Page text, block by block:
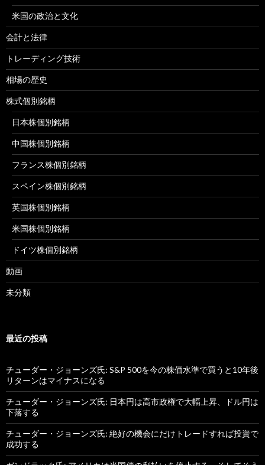
米国の政治と文化
会計と法律
トレーディング技術
相場の歴史
株式個別銘柄
日本株個別銘柄
中国株個別銘柄
フランス株個別銘柄
スペイン株個別銘柄
英国株個別銘柄
米国株個別銘柄
ドイツ株個別銘柄
動画
未分類
最近の投稿
チューダー・ジョーンズ氏: S&P 500を今の株価水準で買うと10年後
リターンはマイナスになる
チューダー・ジョーンズ氏: 日本円は高市政権で大幅上昇、ドル円は
下落する
チューダー・ジョーンズ氏: 絶好の機会にだけトレードすれば投資で
成功する